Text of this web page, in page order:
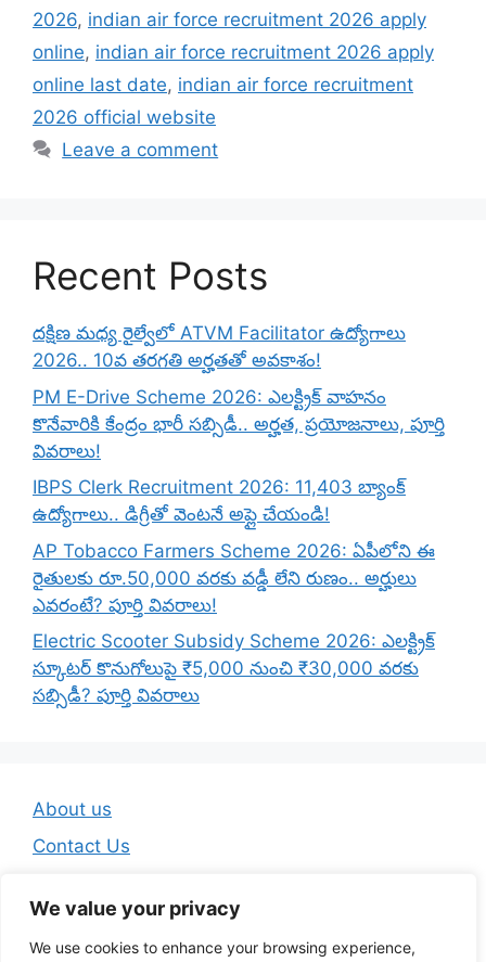
We value your privacy
We use cookies to enhance your browsing experience,
2026, indian air force recruitment 2026 apply
online, indian air force recruitment 2026 apply
online last date, indian air force recruitment
2026 official website
Leave a comment
Recent Posts
దక్షిణ మధ్య రైల్వేలో ATVM Facilitator ఉద్యోగాలు
2026.. 10వ తరగతి అర్హతతో అవకాశం!
PM E-Drive Scheme 2026: ఎలక్ట్రిక్ వాహనం
కొనేవారికి కేంద్రం భారీ సబ్సిడీ.. అర్హత, ప్రయోజనాలు, పూర్తి
వివరాలు!
IBPS Clerk Recruitment 2026: 11,403 బ్యాంక్
ఉద్యోగాలు.. డిగ్రీతో వెంటనే అప్లై చేయండి!
AP Tobacco Farmers Scheme 2026: ఏపీలోని ఈ
రైతులకు రూ.50,000 వరకు వడ్డీ లేని రుణం.. అర్హులు
ఎవరంటే? పూర్తి వివరాలు!
Electric Scooter Subsidy Scheme 2026: ఎలక్ట్రిక్
స్కూటర్ కొనుగోలుపై ₹5,000 నుంచి ₹30,000 వరకు
సబ్సిడీ? పూర్తి వివరాలు
About us
Contact Us
Privacy Policy
Terms And Conditions